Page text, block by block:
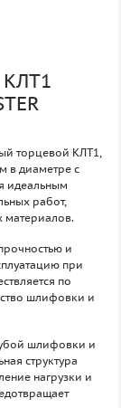
КЛТ1
торцевой КЛТ1,
в диаметре с
идеальным
работ,
материалов.
и
при
по
шлифовки и
шлифовки и
структура
нагрузки и